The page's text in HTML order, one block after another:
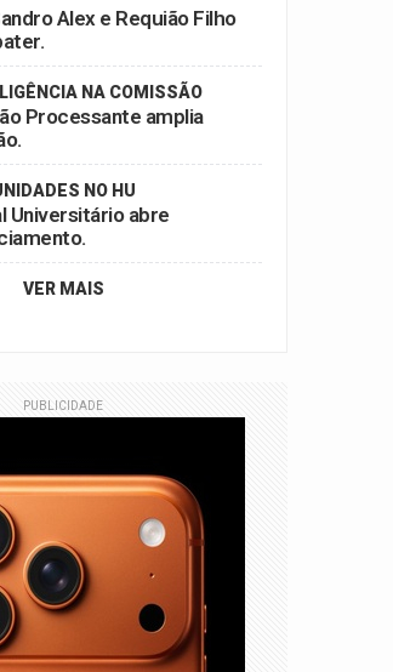
Alex e Requião Filho
NA COMISSÃO
Processante amplia
NO HU
Universitário abre
VER MAIS
PUBLICIDADE